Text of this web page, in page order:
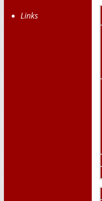
Links